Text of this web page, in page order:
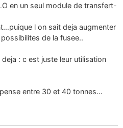
en un seul module de transfert-
l on sait deja augmenter
de la fusee..
: c est juste leur utilisation
entre 30 et 40 tonnes…